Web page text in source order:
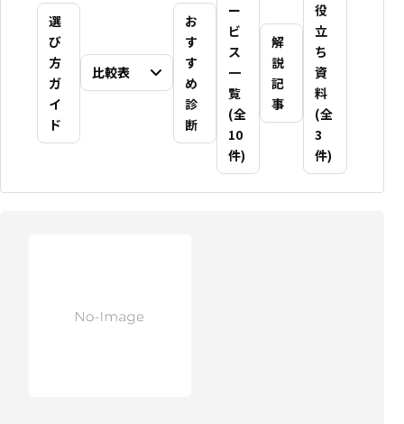
選
び
方
ガ
イ
ド
比較表
お
す
す
め
診
断
ー
ビ
ス
一
覧
(全
10
件)
解
説
記
事
役
立
ち
資
料
(全
3
件)